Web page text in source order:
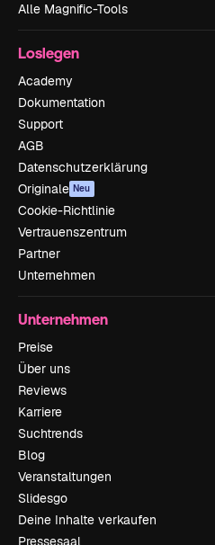
Alle Magnific-Tools
Loslegen
Academy
Dokumentation
Support
AGB
Datenschutzerklärung
Originale Neu
Cookie-Richtlinie
Vertrauenszentrum
Partner
Unternehmen
Unternehmen
Preise
Über uns
Reviews
Karriere
Suchtrends
Blog
Veranstaltungen
Slidesgo
Deine Inhalte verkaufen
Pressesaal